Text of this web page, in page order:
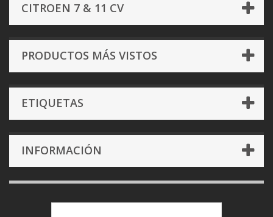
CITROEN 7 & 11 CV
PRODUCTOS MÁS VISTOS
ETIQUETAS
INFORMACIÓN